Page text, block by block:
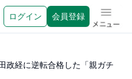
ログイン 会員登録 メニュ
政経に逆転合格した「親ガチ